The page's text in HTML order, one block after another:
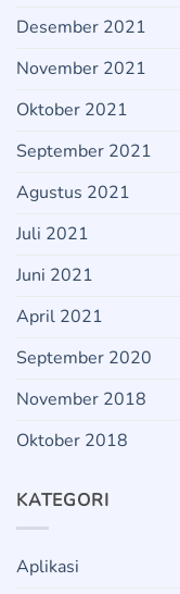
Desember 2021
November 2021
Oktober 2021
September 2021
Agustus 2021
Juli 2021
Juni 2021
April 2021
September 2020
November 2018
Oktober 2018
KATEGORI
Aplikasi